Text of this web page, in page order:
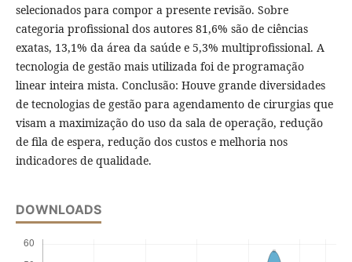
selecionados para compor a presente revisão. Sobre
categoria profissional dos autores 81,6% são de ciências
exatas, 13,1% da área da saúde e 5,3% multiprofissional. A
tecnologia de gestão mais utilizada foi de programação
linear inteira mista. Conclusão: Houve grande diversidades
de tecnologias de gestão para agendamento de cirurgias que
visam a maximização do uso da sala de operação, redução
de fila de espera, redução dos custos e melhoria nos
indicadores de qualidade.
DOWNLOADS